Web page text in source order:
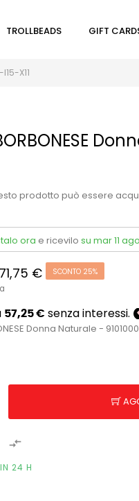
TROLLBEADS GIFT
X11
prodotto può essere
ora e ricevilo su mar 11
€ SCONTO 25%
Donna Naturale -

24 H